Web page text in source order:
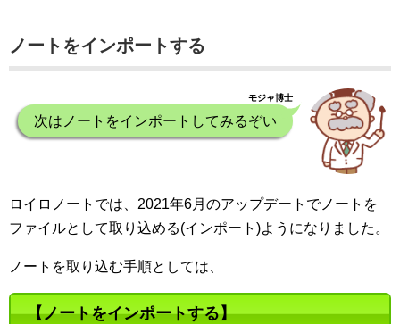
ノートをインポートする
モジャ博士
次はノートをインポートしてみるぞい
ロイロノートでは、2021年6月のアップデートでノートを
ファイルとして取り込める(インポート)ようになりました。
ノートを取り込む手順としては、
【ノートをインポートする】